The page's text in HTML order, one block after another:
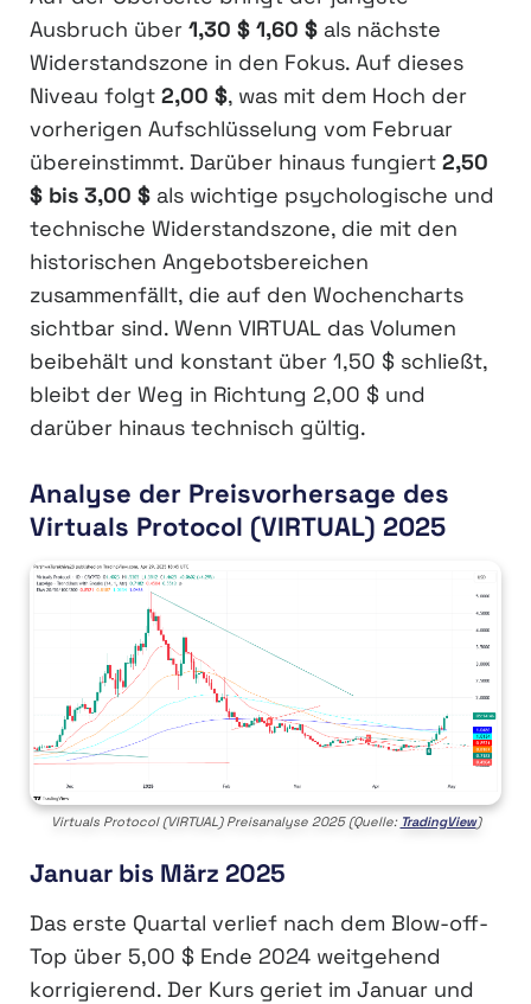
Ausbruch über 1,30 $ 1,60 $ als nächste
Widerstandszone in den Fokus. Auf dieses
Niveau folgt 2,00 $, was mit dem Hoch der
vorherigen Aufschlüsselung vom Februar
übereinstimmt. Darüber hinaus fungiert 2,50
$ bis 3,00 $ als wichtige psychologische und
technische Widerstandszone, die mit den
historischen Angebotsbereichen
zusammenfällt, die auf den Wochencharts
sichtbar sind. Wenn VIRTUAL das Volumen
beibehält und konstant über 1,50 $ schließt,
bleibt der Weg in Richtung 2,00 $ und
darüber hinaus technisch gültig.
Analyse der Preisvorhersage des
Virtuals Protocol (VIRTUAL) 2025
Virtuals Protocol (VIRTUAL) Preisanalyse 2025 (Quelle: TradingView)
Januar bis März 2025
Das erste Quartal verlief nach dem Blow-off-
Top über 5,00 $ Ende 2024 weitgehend
korrigierend. Der Kurs geriet im Januar und